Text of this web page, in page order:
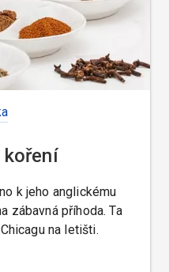
koření
k jeho anglickému
zábavná příhoda. Ta
na letišti.